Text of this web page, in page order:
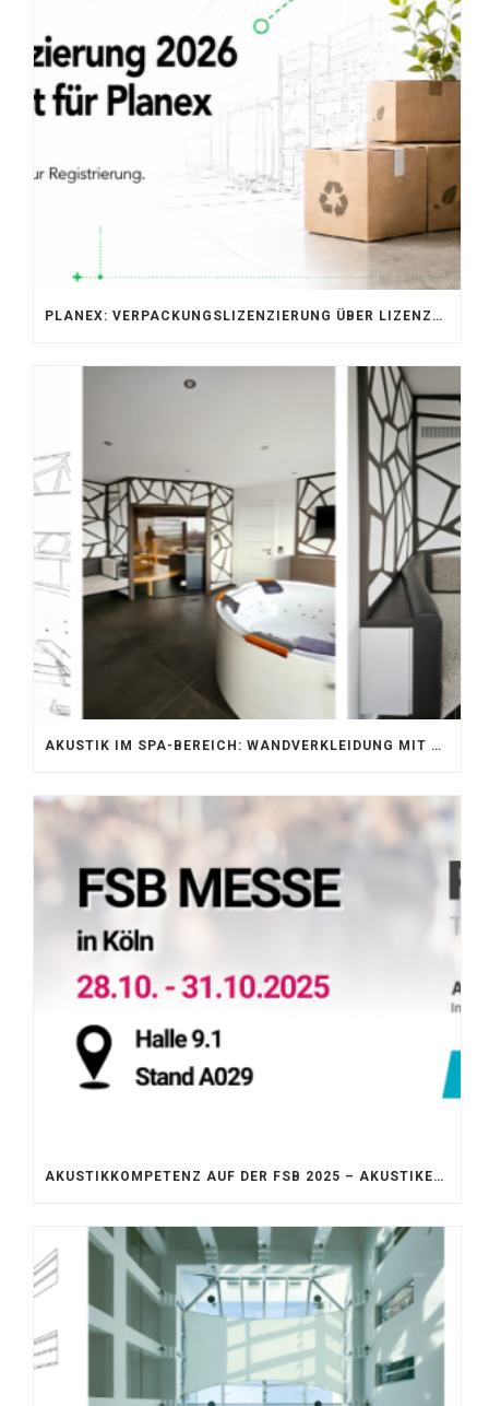
PLANEX: VERPACKUNGSLIZENZIERUNG ÜBER LIZENZERO & LUCID 2026
AKUSTIK IM SPA-BEREICH: WANDVERKLEIDUNG MIT SILENTPROTECT CORE
AKUSTIKKOMPETENZ AUF DER FSB 2025 – AKUSTIKELEMENTE FÜR DIE LEBENSRÄUME VON MORGEN